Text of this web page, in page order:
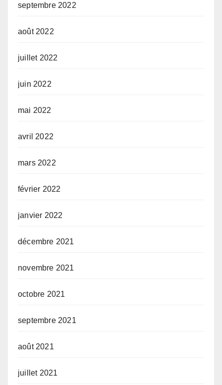
septembre 2022
août 2022
juillet 2022
juin 2022
mai 2022
avril 2022
mars 2022
février 2022
janvier 2022
décembre 2021
novembre 2021
octobre 2021
septembre 2021
août 2021
juillet 2021